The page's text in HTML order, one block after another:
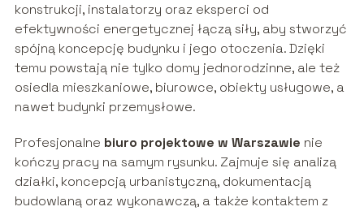
konstrukcji, instalatorzy oraz eksperci od
efektywności energetycznej łączą siły, aby stworzyć
spójną koncepcję budynku i jego otoczenia. Dzięki
temu powstają nie tylko domy jednorodzinne, ale też
osiedla mieszkaniowe, biurowce, obiekty usługowe, a
nawet budynki przemysłowe.
Profesjonalne biuro projektowe w Warszawie nie
kończy pracy na samym rysunku. Zajmuje się analizą
działki, koncepcją urbanistyczną, dokumentacją
budowlaną oraz wykonawczą, a także kontaktem z